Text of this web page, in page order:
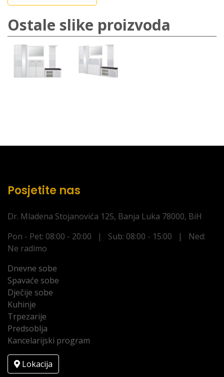
Ostale slike proizvoda
Posjetite nas
Dr. Mladena Stojanovića 125, Banja Luka 78000, BiH
Pon - Pet: 08:00 - 20:00 | Sub: 08:00 - 15:00 | Ned:
Ne radimo
Dnevne sobe
Spavaće sobe
Dječije sobe
Kuhinje
Trpezarije
Predsoblja
Kancelarijski program
Lokacija